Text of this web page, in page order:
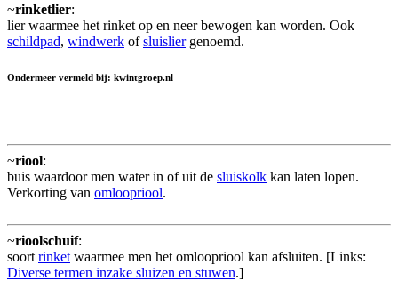
~rinketlier:
lier waarmee het rinket op en neer bewogen kan worden. Ook
schildpad, windwerk ofsluisliergenoemd.
Ondermeer vermeld bij: kwintgroep.nl
~riool:
buis waardoor men water in of uit de sluiskolk kan laten lopen.
Verkorting van omloopriool.
~rioolschuif:
soort rinket waarmee men het omloopriool kan afsluiten. [Links:
Diverse termen inzake sluizen en stuwen.]